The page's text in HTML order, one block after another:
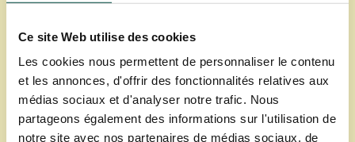
Ce site Web utilise des cookies
Les cookies nous permettent de personnaliser le contenu
et les annonces, d'offrir des fonctionnalités relatives aux
médias sociaux et d'analyser notre trafic. Nous
partageons également des informations sur l'utilisation de
notre site avec nos partenaires de médias sociaux, de
connexion Internet, l’administrateur peut
sur l’ensemble des terminaux administrés.
idruide Web Secure permet de piloter les
filtrage Internet sur tous les
appareils de votre parc numérique